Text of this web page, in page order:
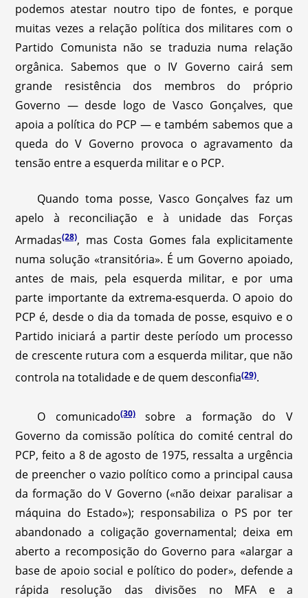
podemos atestar noutro tipo de fontes, e porque
muitas vezes a relação política dos militares com o
Partido Comunista não se traduzia numa relação
orgânica. Sabemos que o IV Governo cairá sem
grande resistência dos membros do próprio
Governo — desde logo de Vasco Gonçalves, que
apoia a política do PCP — e também sabemos que a
queda do V Governo provoca o agravamento da
tensão entre a esquerda militar e o PCP.
Quando toma posse, Vasco Gonçalves faz um
apelo à reconciliação e à unidade das Forças
Armadas(28), mas Costa Gomes fala explicitamente
numa solução «transitória». É um Governo apoiado,
antes de mais, pela esquerda militar, e por uma
parte importante da extrema-esquerda. O apoio do
PCP é, desde o dia da tomada de posse, esquivo e o
Partido iniciará a partir deste período um processo
de crescente rutura com a esquerda militar, que não
controla na totalidade e de quem desconfia(29).
O comunicado(30)sobre a formação do V
Governo da comissão política do comité central do
PCP, feito a 8 de agosto de 1975, ressalta a urgência
de preencher o vazio político como a principal causa
da formação do V Governo («não deixar paralisar a
máquina do Estado»); responsabiliza o PS por ter
abandonado a coligação governamental; deixa em
aberto a recomposição do Governo para «alargar a
base de apoio social e político do poder», defende a
rápida resolução das divisões no MFA e a